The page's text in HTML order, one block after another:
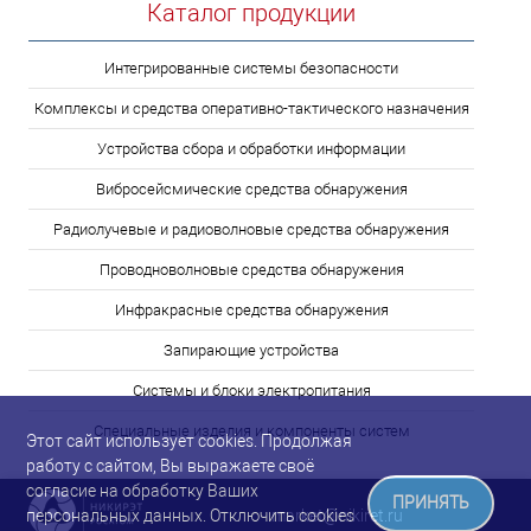
Каталог продукции
Интегрированные системы безопасности
Комплексы и средства оперативно-тактического назначения
Устройства сбора и обработки информации
Вибросейсмические средства обнаружения
Радиолучевые и радиоволновые средства обнаружения
Проводноволновые средства обнаружения
Инфракрасные средства обнаружения
Запирающие устройства
Системы и блоки электропитания
Специальные изделия и компоненты систем
market@nikiret.ru
Этот сайт использует cookies. Продолжая
работу с сайтом, Вы выражаете своё
согласие на обработку Ваших
персональных данных. Отключить cookies
ПРИНЯТЬ